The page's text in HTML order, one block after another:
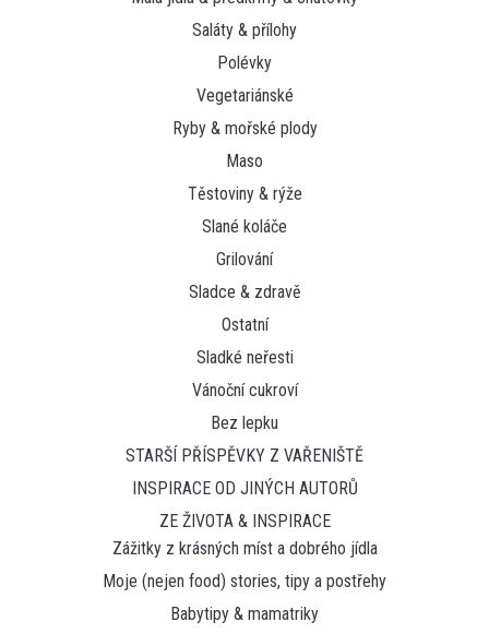
Saláty & přílohy
Polévky
Vegetariánské
Ryby & mořské plody
Maso
Těstoviny & rýže
Slané koláče
Grilování
Sladce & zdravě
Ostatní
Sladké neřesti
Vánoční cukroví
Bez lepku
STARŠÍ PŘÍSPĚVKY Z VAŘENIŠTĚ
INSPIRACE OD JINÝCH AUTORŮ
ZE ŽIVOTA & INSPIRACE
Zážitky z krásných míst a dobrého jídla
Moje (nejen food) stories, tipy a postřehy
Babytipy & mamatriky